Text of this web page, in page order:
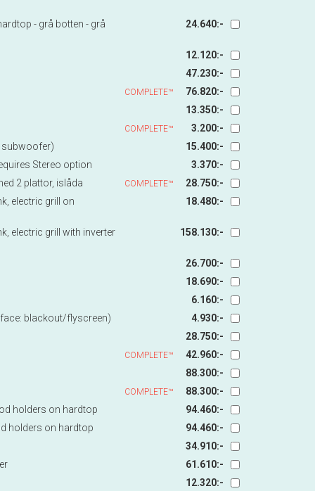
- grå botten - grå
24.640:-
12.120:-
47.230:-
COMPLETE™
76.820:-
13.350:-
COMPLETE™
3.200:-
subwoofer)
15.400:-
Stereo option
3.370:-
2 plattor, islåda
COMPLETE™
28.750:-
electric grill on
18.480:-
electric grill with inverter
158.130:-
26.700:-
18.690:-
6.160:-
blackout/flyscreen)
4.930:-
28.750:-
COMPLETE™
42.960:-
88.300:-
COMPLETE™
88.300:-
holders on hardtop
94.460:-
holders on hardtop
94.460:-
34.910:-
61.610:-
12.320:-